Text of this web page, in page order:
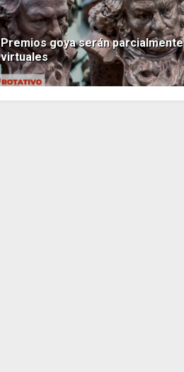
Premios goya serán parcialmente
virtuales